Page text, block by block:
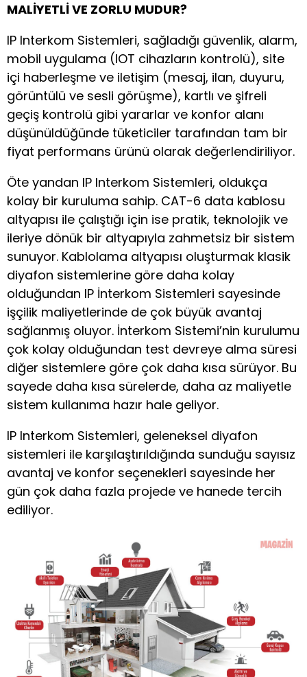
MALİYETLİ VE ZORLU MUDUR?
IP Interkom Sistemleri, sağladığı güvenlik, alarm,
mobil uygulama (IOT cihazların kontrolü), site
içi haberleşme ve iletişim (mesaj, ilan, duyuru,
görüntülü ve sesli görüşme), kartlı ve şifreli
geçiş kontrolü gibi yararlar ve konfor alanı
düşünüldüğünde tüketiciler tarafından tam bir
fiyat performans ürünü olarak değerlendiriliyor.
Öte yandan IP Interkom Sistemleri, oldukça
kolay bir kuruluma sahip. CAT-6 data kablosu
altyapısı ile çalıştığı için ise pratik, teknolojik ve
ileriye dönük bir altyapıyla zahmetsiz bir sistem
sunuyor. Kablolama altyapısı oluşturmak klasik
diyafon sistemlerine göre daha kolay
olduğundan IP İnterkom Sistemleri sayesinde
işçilik maliyetlerinde de çok büyük avantaj
sağlanmış oluyor. İnterkom Sistemi’nin kurulumu
çok kolay olduğundan test devreye alma süresi
diğer sistemlere göre çok daha kısa sürüyor. Bu
sayede daha kısa sürelerde, daha az maliyetle
sistem kullanıma hazır hale geliyor.
IP Interkom Sistemleri, geleneksel diyafon
sistemleri ile karşılaştırıldığında sunduğu sayısız
avantaj ve konfor seçenekleri sayesinde her
gün çok daha fazla projede ve hanede tercih
ediliyor.